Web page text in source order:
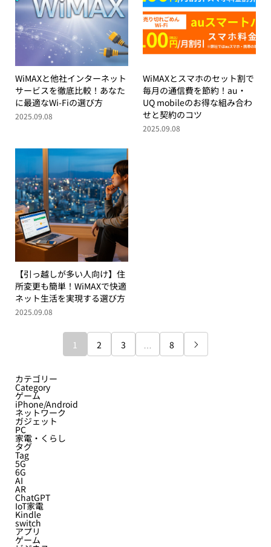
WiMAXと他社インターネット
サービスを徹底比較！あなた
に最適なWi-Fiの選び方
2025.09.08
WiMAXとスマホのセット割で
毎月の通信費を節約！au・
UQ mobileのお得な組み合わ
せと契約のコツ
2025.09.08
【引っ越しが多い人向け】住
所変更も簡単！WiMAXで快適
ネット生活を実現する選び方
2025.09.08
1 2 3 8 
カテゴリー
Category
ゲーム
iPhone/Android
ネットワーク
ガジェット
PC
家電・くらし
タグ
Tag
5G
6G
AI
AR
ChatGPT
IoT家電
Kindle
switch
アプリ
ゲーム